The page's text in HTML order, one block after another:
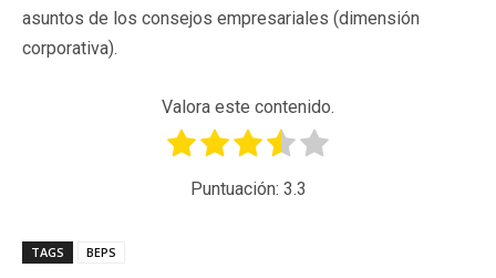
asuntos de los consejos empresariales (dimensión
corporativa).
Valora este contenido.
Puntuación: 3.3
TAGS BEPS